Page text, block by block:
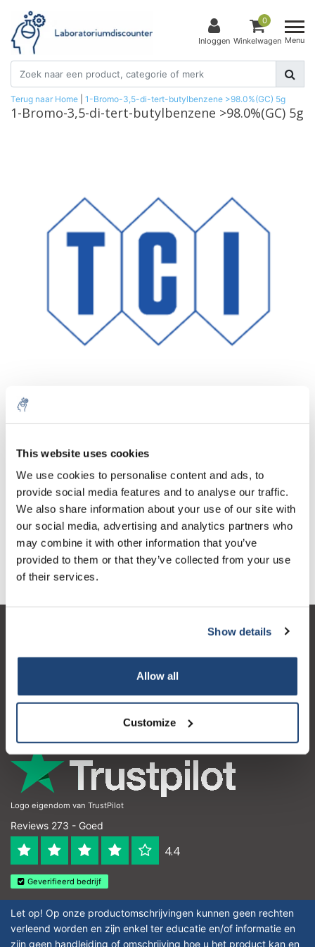
This website uses cookies
We use cookies to personalise content and ads, to
provide social media features and to analyse our traffic.
We also share information about your use of our site with
our social media, advertising and analytics partners who
may combine it with other information that you’ve
provided to them or that they’ve collected from your use
of their services.
Show details
Allow all
Customize
Inloggen
0
Winkelwagen Menu
Terug naar Home 1-Bromo-3,5-di-tert-butylbenzene >98.0%(GC) 5g
1-Bromo-3,5-di-tert-butylbenzene >98.0%(GC) 5g
1 Stuk Excl. btw
€76,80
Incl. btw
Toevoegen aan winkelwagen
Informatie
Contactgegevens
Logo eigendom van TrustPilot
Reviews 273 - Goed
4.4
Geverifieerd bedrijf
Let op! Op onze productomschrijvingen kunnen geen rechten
verleend worden en zijn enkel ter educatie en/of informatie en
zijn geen handleiding of omschrijving hoe u het product kan en